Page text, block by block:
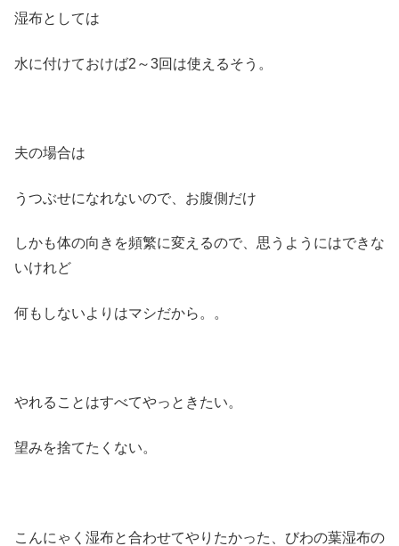
湿布としては
水に付けておけば2～3回は使えるそう。
夫の場合は
うつぶせになれないので、お腹側だけ
しかも体の向きを頻繁に変えるので、思うようにはできな
いけれど
何もしないよりはマシだから。。
やれることはすべてやっときたい。
望みを捨てたくない。
こんにゃく湿布と合わせてやりたかった、びわの葉湿布の